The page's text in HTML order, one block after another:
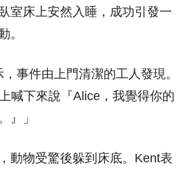
室床上安然入睡，成功引發一
。
事件由上門清潔的工人發現。
喊下來說『Alice，我覺得你的
』」
動物受驚後躲到床底。Kent表